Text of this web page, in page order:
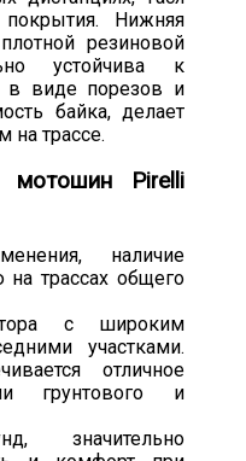
покрытия. Нижняя
резиновой
устойчива к
в виде порезов и
байка, делает
на трассе.
мотошин Pirelli
наличие
на трассах общего
с широким
участками.
отличное
грунтового и
значительно